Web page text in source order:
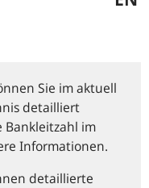
Sie im aktuell
detailliert
Bankleitzahl im
Informationen.
detaillierte